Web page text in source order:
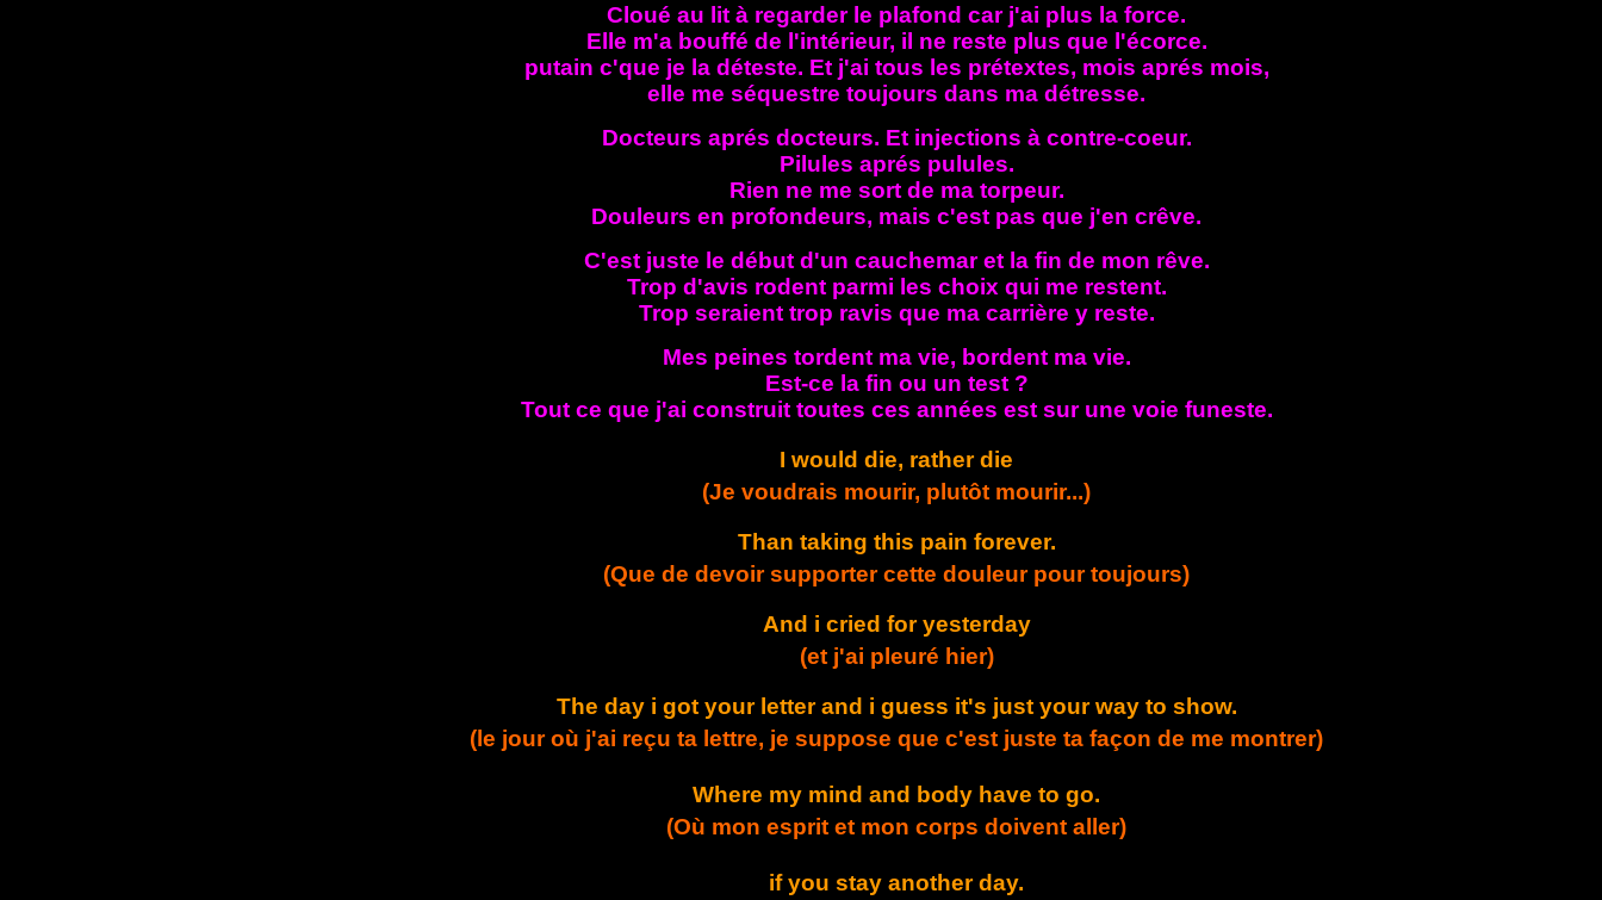
Cloué au lit à regarder le plafond car j'ai plus la force.
Elle m'a bouffé de l'intérieur, il ne reste plus que l'écorce.
putain c'que je la déteste. Et j'ai tous les prétextes, mois aprés mois,
elle me séquestre toujours dans ma détresse.
Docteurs aprés docteurs. Et injections à contre-coeur.
Pilules aprés pulules.
Rien ne me sort de ma torpeur.
Douleurs en profondeurs, mais c'est pas que j'en crêve.
C'est juste le début d'un cauchemar et la fin de mon rêve.
Trop d'avis rodent parmi les choix qui me restent.
Trop seraient trop ravis que ma carrière y reste.
Mes peines tordent ma vie, bordent ma vie.
Est-ce la fin ou un test ?
Tout ce que j'ai construit toutes ces années est sur une voie funeste.
I would die, rather die
(Je voudrais mourir, plutôt mourir...)
Than taking this pain forever.
(Que de devoir supporter cette douleur pour toujours)
And i cried for yesterday
(et j'ai pleuré hier)
The day i got your letter and i guess it's just your way to show.
(le jour où j'ai reçu ta lettre, je suppose que c'est juste ta façon de me montrer)
Where my mind and body have to go.
(Où mon esprit et mon corps doivent aller)
if you stay another day.